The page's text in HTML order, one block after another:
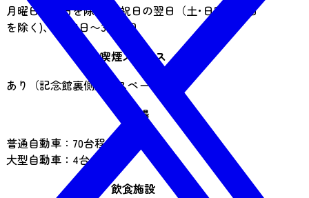
月曜日（祝日を除く)、祝日の翌日（土･日曜、祝日
を除く)、12月1日〜3月31日
喫煙スペース
あり（記念館裏側屋外スペース）
駐車場
普通自動車：70台程度（無料）
大型自動車：4台（無料）
飲食施設